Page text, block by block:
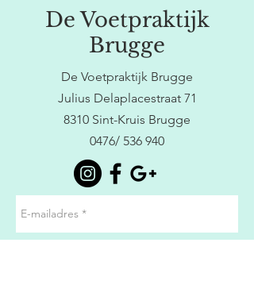
De Voetpraktijk
Brugge
De Voetpraktijk Brugge
Julius Delaplacestraat 71
8310 Sint-Kruis Brugge
0476/ 536 940